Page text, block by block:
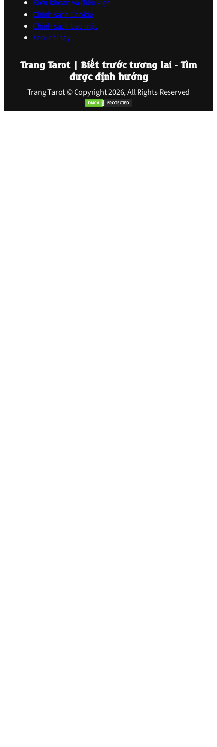
Điều khoản và điều kiện
Chính sách Cookie
Chính sách bảo mật
Xem chỉ tay
Trang Tarot | Biết trước tương lai - Tìm
được định hướng
Trang Tarot © Copyright 2026, All Rights Reserved